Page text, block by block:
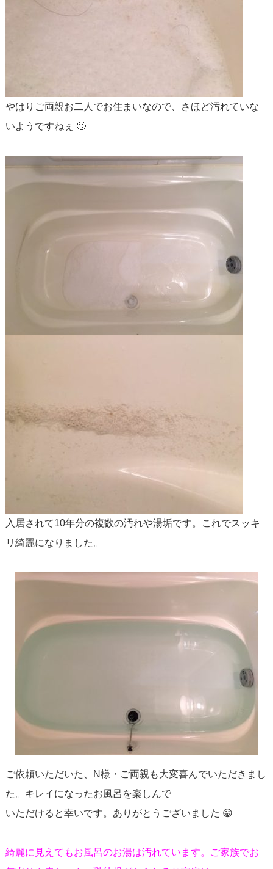
やはりご両親お二人でお住まいなので、さほど汚れていな
いようですねぇ 🙂
入居されて10年分の複数の汚れや湯垢です。これでスッキ
リ綺麗になりました。
ご依頼いただいた、N様・ご両親も大変喜んでいただきまし
た。キレイになったお風呂を楽しんで
いただけると幸いです。ありがとうございました 😀
綺麗に見えてもお風呂のお湯は汚れています。ご家族でお